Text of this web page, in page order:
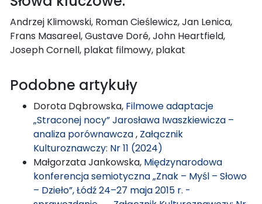
Andrzej Klimowski, Roman Cieślewicz, Jan Lenica,
Frans Masareel, Gustave Doré, John Heartfield,
Joseph Cornell, plakat filmowy, plakat
Podobne artykuły
Dorota Dąbrowska, Filmowe adaptacje
„Straconej nocy” Jarosława Iwaszkiewicza –
analiza porównawcza, Załącznik
Kulturoznawczy: Nr 11 (2024)
Małgorzata Jankowska, Międzynarodowa
konferencja semiotyczna „Znak – Myśl – Słowo
– Dzieło”, Łódź 24–27 maja 2015 r. -